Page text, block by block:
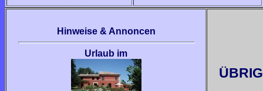
Hinweise & Annoncen
Urlaub im